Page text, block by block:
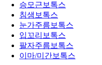
승모근보톡스
침샘보톡스
눈가주름보톡스
입꼬리보톡스
팔자주름보톡스
이마/미간보톡스